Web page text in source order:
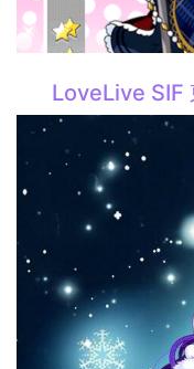
LoveLive SIF